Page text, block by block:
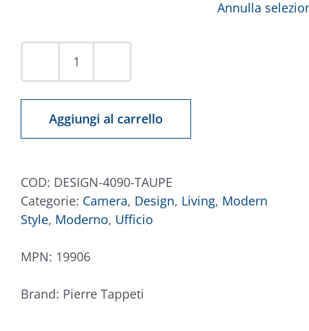
Annulla
Tappeto
Taupe
quantità
Aggiungi al carrello
COD: DESIGN-4090-TAUPE
Categorie: Camera, Design, Living, Modern
Style, Moderno, Ufficio
MPN: 19906
Brand: Pierre Tappeti